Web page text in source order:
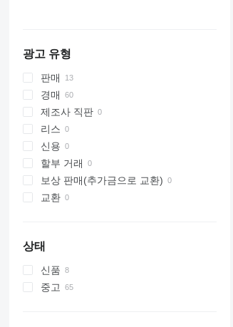
광고 유형
판매
경매
제조사 직판
리스
신용
할부 거래
보상 판매(추가금으로 교환)
교환
상태
신품
중고